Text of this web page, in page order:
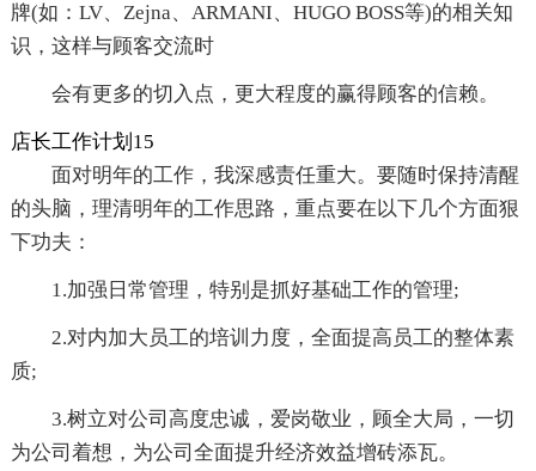
牌(如：LV、Zejna、ARMANI、HUGO BOSS等)的相关知
识，这样与顾客交流时
会有更多的切入点，更大程度的赢得顾客的信赖。
店长工作计划15
面对明年的工作，我深感责任重大。要随时保持清醒
的头脑，理清明年的工作思路，重点要在以下几个方面狠
下功夫：
1.加强日常管理，特别是抓好基础工作的管理;
2.对内加大员工的培训力度，全面提高员工的整体素
质;
3.树立对公司高度忠诚，爱岗敬业，顾全大局，一切
为公司着想，为公司全面提升经济效益增砖添瓦。